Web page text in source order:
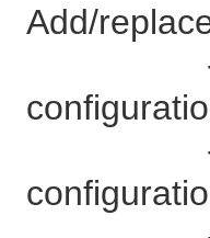
Add/
-
-repair